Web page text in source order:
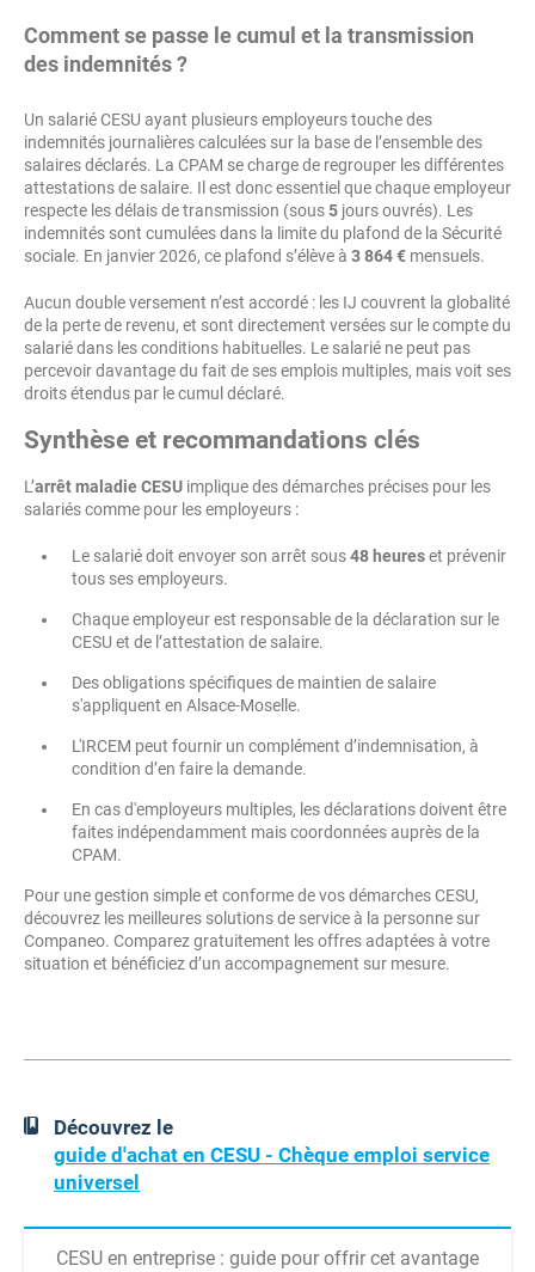
Comment se passe le cumul et la transmission
des indemnités ?
Un salarié CESU ayant plusieurs employeurs touche des
indemnités journalières calculées sur la base de l’ensemble des
salaires déclarés. La CPAM se charge de regrouper les différentes
attestations de salaire. Il est donc essentiel que chaque employeur
respecte les délais de transmission (sous5 jours ouvrés). Les
indemnités sont cumulées dans la limite du plafond de la Sécurité
sociale. En janvier 2026, ce plafond s’élève à 3 864 € mensuels.
Aucun double versement n’est accordé : les IJ couvrent la globalité
de la perte de revenu, et sont directement versées sur le compte du
salarié dans les conditions habituelles. Le salarié ne peut pas
percevoir davantage du fait de ses emplois multiples, mais voit ses
droits étendus par le cumul déclaré.
Synthèse et recommandations clés
L’arrêt maladie CESU implique des démarches précises pour les
salariés comme pour les employeurs :
Le salarié doit envoyer son arrêt sous48 heureset prévenir
tous ses employeurs.
Chaque employeur est responsable de la déclaration sur le
CESU et de l’attestation de salaire.
Des obligations spécifiques de maintien de salaire
s'appliquent en Alsace-Moselle.
L'IRCEM peut fournir un complément d’indemnisation, à
condition d’en faire la demande.
En cas d'employeurs multiples, les déclarations doivent être
faites indépendamment mais coordonnées auprès de la
CPAM.
Pour une gestion simple et conforme de vos démarches CESU,
découvrez les meilleures solutions de service à la personne sur
Companeo. Comparez gratuitement les offres adaptées à votre
situation et bénéficiez d’un accompagnement sur mesure.
Découvrez le
guide d'achat en CESU - Chèque emploi service
universel
CESU en entreprise : guide pour offrir cet avantage